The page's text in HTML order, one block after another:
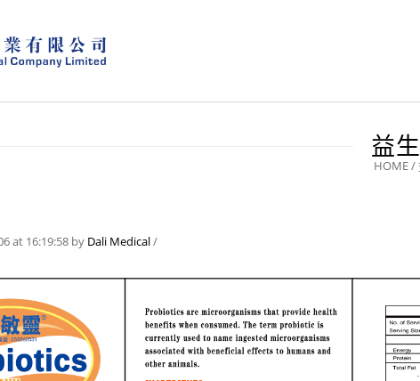
益
HOME/
at 16:19:58 by Dali Medical/